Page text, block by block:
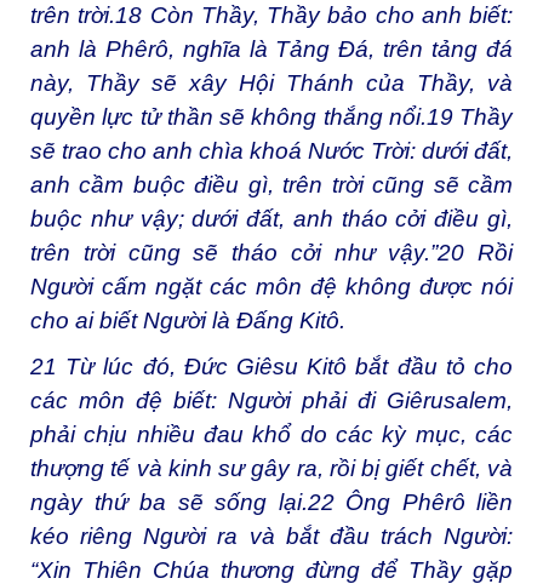
trên trời.18 Còn Thầy, Thầy bảo cho anh biết:
anh là Phêrô, nghĩa là Tảng Đá, trên tảng đá
này, Thầy sẽ xây Hội Thánh của Thầy, và
quyền lực tử thần sẽ không thắng nổi.19Thầy
sẽ trao cho anh chìa khoá Nước Trời: dưới đất,
anh cầm buộc điều gì, trên trời cũng sẽ cầm
buộc như vậy; dưới đất, anh tháo cởi điều gì,
trên trời cũng sẽ tháo cởi như vậy.”20 Rồi
Người cấm ngặt các môn đệ không được nói
cho ai biết Người là Đấng Kitô.
21 Từ lúc đó, Đức Giêsu Kitô bắt đầu tỏ cho
các môn đệ biết: Người phải đi Giêrusalem,
phải chịu nhiều đau khổ do các kỳ mục, các
thượng tế và kinh sư gây ra, rồi bị giết chết, và
ngày thứ ba sẽ sống lại.22Ông Phêrô liền
kéo riêng Người ra và bắt đầu trách Người:
“Xin Thiên Chúa thương đừng để Thầy gặp